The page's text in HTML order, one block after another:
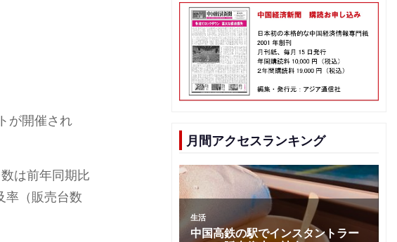
が開催され
は前年同期比
率（販売台数
月間アクセスランキング